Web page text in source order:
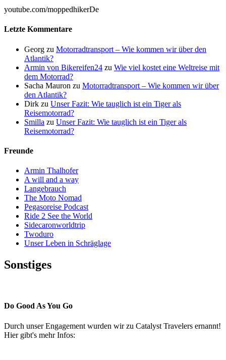
youtube.com/moppedhikerDe
Letzte Kommentare
Georg zu Motorradtransport – Wie kommen wir über den
Atlantik?
Armin von Bikereifen24 zu Wie viel kostet eine Weltreise mit
dem Motorrad?
Sacha Mauron zu Motorradtransport – Wie kommen wir über
den Atlantik?
Dirk zu Unser Fazit: Wie tauglich ist ein Tiger als
Reisemotorrad?
Smilla zu Unser Fazit: Wie tauglich ist ein Tiger als
Reisemotorrad?
Freunde
Armin Thalhofer
A will and a way
Langebrauch
The Moto Nomad
Pegasoreise Podcast
Ride 2 See the World
Sidecaronworldtrip
Twoduro
Unser Leben in Schräglage
Sonstiges
Do Good As You Go
Durch unser Engagement wurden wir zu Catalyst Travelers ernannt!
Hier gibt's mehr Infos: